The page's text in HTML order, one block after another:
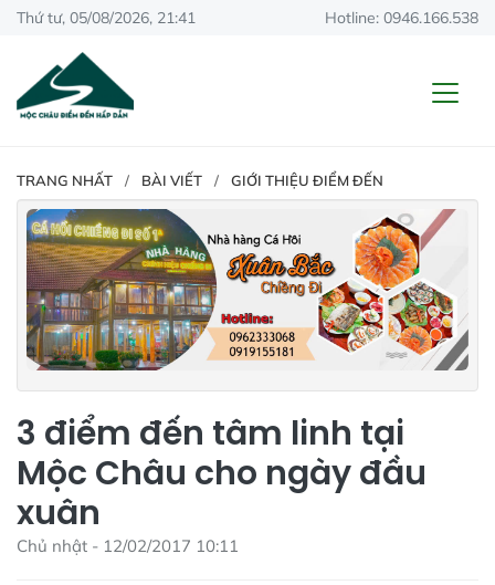
Thứ tư, 05/08/2026, 21:41 Hotline: 0946.166.538
TRANG NHẤT BÀI VIẾT GIỚI THIỆU ĐIỂM ĐẾN
3 điểm đến tâm linh tại
Mộc Châu cho ngày đầu
xuân
Chủ nhật - 12/02/2017 10:11